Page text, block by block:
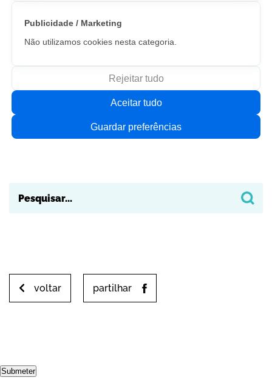
Publicidade / Marketing
Não utilizamos cookies nesta categoria.
Rejeitar tudo
Aceitar tudo
Guardar preferências
voltar partilhar
Submeter